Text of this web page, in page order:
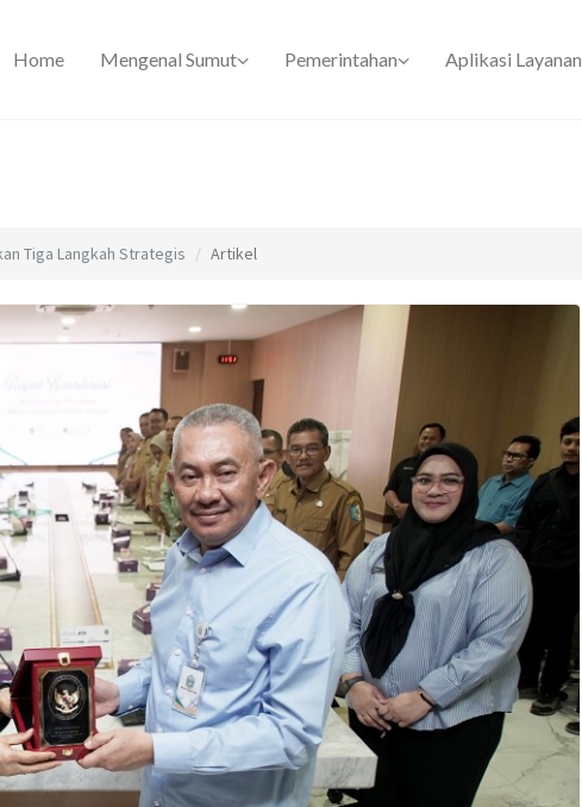
Home Mengenal Sumut Pemerintahan Aplikasi Layanan
Tiga Langkah Strategis Artikel